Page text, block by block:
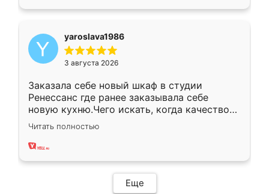
yaroslava1986
3 августа 2026
Заказала себе новый шкаф в студии
Ренессанс где ранее заказывала себе
новую кухню.Чего искать, когда качеством
вполне довольна. Служит кухня уже почти
два года, нареканий нет.
Читать полностью
Еще